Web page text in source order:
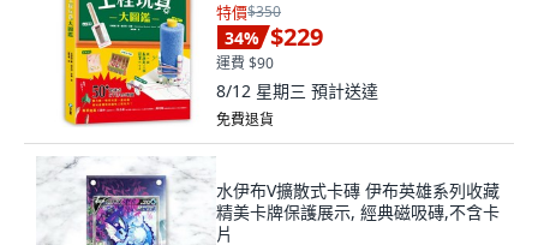
特價$350
34% $229
運費 $90
8/12 星期三 預計送達
免費退貨
水伊布V擴散式卡磚 伊布英雄系列收藏
精美卡牌保護展示, 經典磁吸磚,不含卡
片